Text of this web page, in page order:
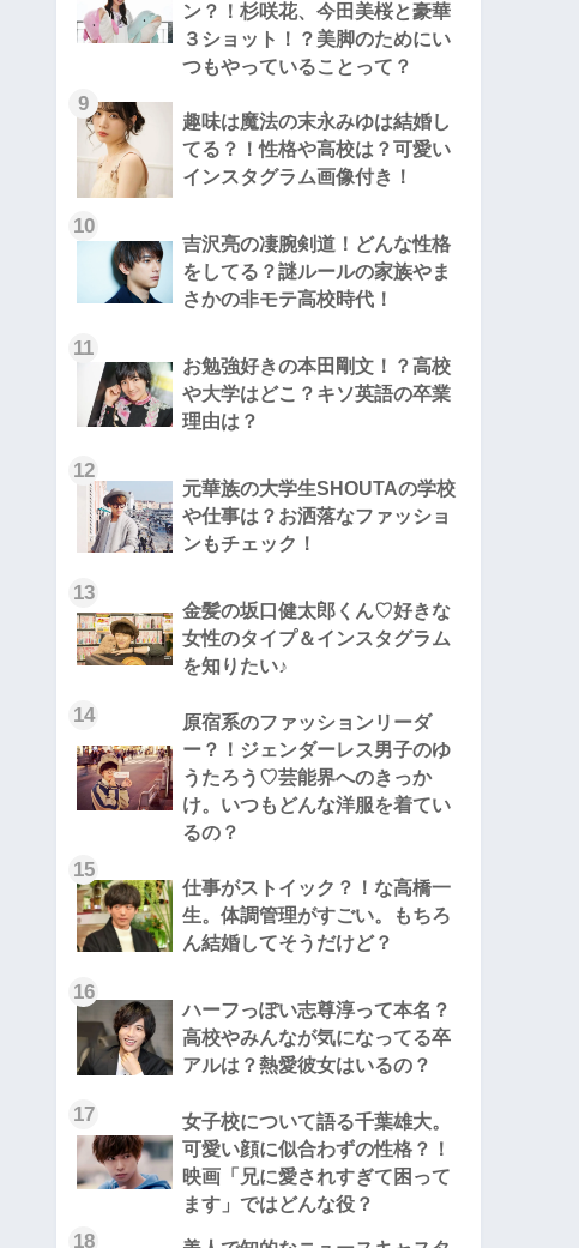
ン？！杉咲花、今田美桜と豪華
３ショット！？美脚のためにい
つもやっていることって？
9
趣味は魔法の末永みゆは結婚し
てる？！性格や高校は？可愛い
インスタグラム画像付き！
10
吉沢亮の凄腕剣道！どんな性格
をしてる？謎ルールの家族やま
さかの非モテ高校時代！
11
お勉強好きの本田剛文！？高校
や大学はどこ？キソ英語の卒業
理由は？
12
元華族の大学生SHOUTAの学校
や仕事は？お洒落なファッショ
ンもチェック！
13
金髪の坂口健太郎くん♡好きな
女性のタイプ＆インスタグラム
を知りたい♪
14
原宿系のファッションリーダ
ー？！ジェンダーレス男子のゆ
うたろう♡芸能界へのきっか
け。いつもどんな洋服を着てい
るの？
15
仕事がストイック？！な高橋一
生。体調管理がすごい。もちろ
ん結婚してそうだけど？
16
ハーフっぽい志尊淳って本名？
高校やみんなが気になってる卒
アルは？熱愛彼女はいるの？
17
女子校について語る千葉雄大。
可愛い顔に似合わずの性格？！
映画「兄に愛されすぎて困って
ます」ではどんな役？
18